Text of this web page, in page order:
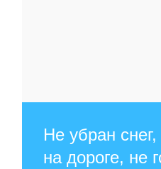
Не убран
на дороге, не